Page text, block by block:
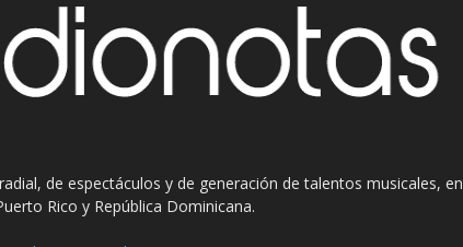
de espectáculos y de generación de talentos musicales,
Rico y República Dominicana.